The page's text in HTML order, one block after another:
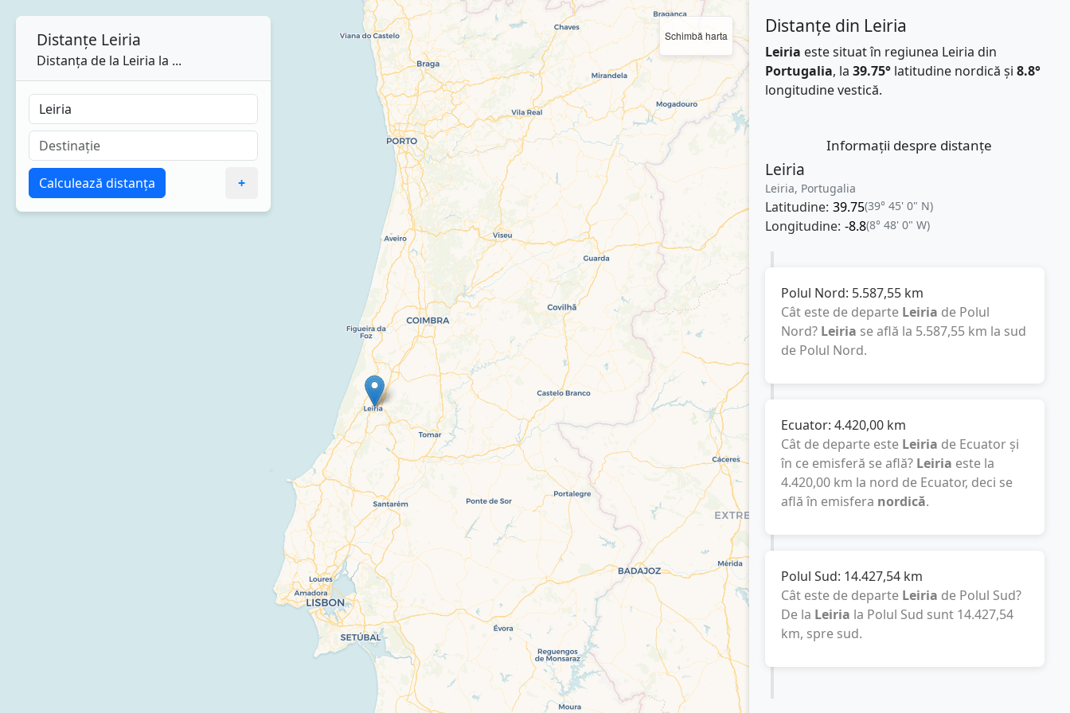
Schimbă harta Distanțe din Leiria
Leiria este situat în regiunea Leiria din
Portugalia, la 39.75°latitudine nordică și 8.8°
longitudine vestică.
Informații despre distanțe
Leiria
Leiria, Portugalia
Latitudine: 39.75(39° 45' 0" N)
Longitudine: -8.8(8° 48' 0" W)
Polul Nord: 5.587,55 km
Cât este de departe Leiria de Polul
Nord? Leiria se află la 5.587,55 km la sud
de Polul Nord.
Ecuator: 4.420,00 km
Cât de departe este Leiria de Ecuator și
în ce emisferă se află? Leiria este la
4.420,00 km la nord de Ecuator, deci se
află în emisfera nordică.
Polul Sud: 14.427,54 km
Cât este de departe Leiria de Polul Sud?
De la Leiria la Polul Sud sunt 14.427,54
km, spre sud.
Distanțe Leiria
Distanța de la Leiria la ...
Calculează distanța +